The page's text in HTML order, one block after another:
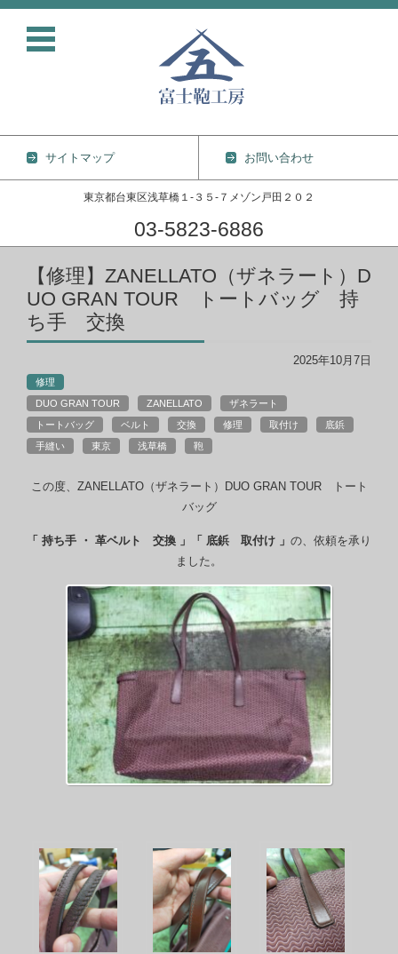
サイトマップ お問い合わせ
東京都台東区浅草橋１-３５-７メゾン戸田２０２
03-5823-6886
コンテンツに移動
【修理】ZANELLATO（ザネラート）D
UO GRAN TOUR トートバッグ 持
ち手 交換
2025年10月7日
修理
DUO GRAN TOUR
ZANELLATO
ザネラート
トートバッグ
ベルト 交換 修理 取付け
底鋲
手縫い
東京 浅草橋 鞄
この度、ZANELLATO（ザネラート）DUO GRAN TOUR トート
バッグ
「 持ち手 ・ 革ベルト 交換 」「 底鋲 取付け 」 の、依頼を承り
ました。